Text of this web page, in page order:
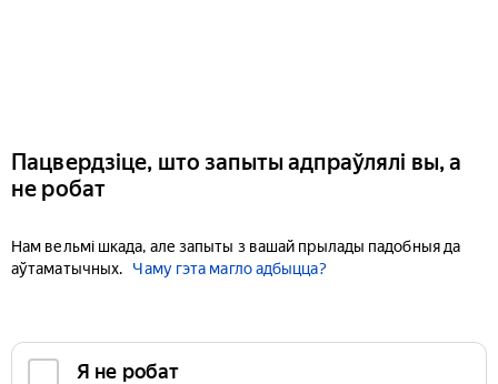
Пацвердзіце, што запыты адпраўлялі вы, а
не робат
Нам вельмі шкада, але запыты з вашай прылады падобныя да
аўтаматычных.
Чаму гэта магло адбыцца?
Я не робат